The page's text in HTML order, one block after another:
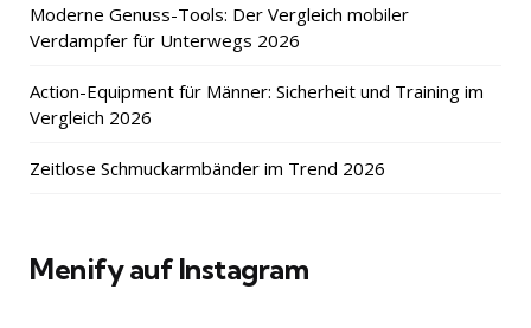
Moderne Genuss-Tools: Der Vergleich mobiler
Verdampfer für Unterwegs 2026
Action-Equipment für Männer: Sicherheit und Training im
Vergleich 2026
Zeitlose Schmuckarmbänder im Trend 2026
Menify auf Instagram